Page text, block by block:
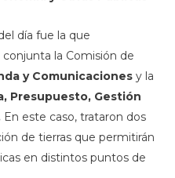
día fue la que
la Comisión de
y Comunicacionesy la
Presupuesto, Gestión
En este caso, trataron dos
de tierras que permitirán
en distintos puntos de